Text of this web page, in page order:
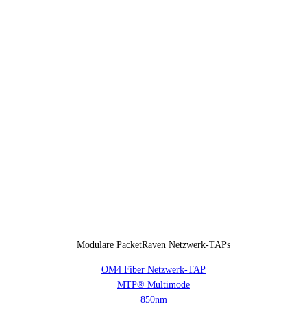
Modulare PacketRaven Netzwerk-TAPs
OM4 Fiber Netzwerk-TAP
MTP® Multimode
850nm